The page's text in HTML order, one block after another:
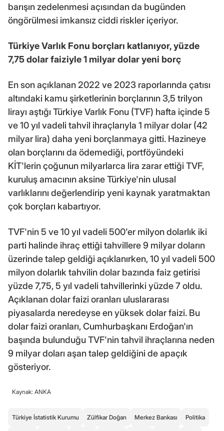
barışın zedelenmesi açısından da bugünden
öngörülmesi imkansız ciddi riskler içeriyor.
Türkiye Varlık Fonu borçları katlanıyor, yüzde
7,75 dolar faiziyle 1 milyar dolar yeni borç
En son açıklanan 2022 ve 2023 raporlarında çatısı
altındaki kamu şirketlerinin borçlarının 3,5 trilyon
lirayı aştığı Türkiye Varlık Fonu (TVF) hafta içinde 5
ve 10 yıl vadeli tahvil ihraçlarıyla 1 milyar dolar (42
milyar lira) daha yeni borçlanmaya gitti. Hazineye
olan borçlarını da ödemediği, portföyündeki
KİT'lerin çoğunun milyarlarca lira zarar ettiği TVF,
kuruluş amacının aksine Türkiye'nin ulusal
varlıklarını değerlendirip yeni kaynak yaratmaktan
çok borçları kabartıyor.
TVF'nin 5 ve 10 yıl vadeli 500'er milyon dolarlık iki
parti halinde ihraç ettiği tahvillere 9 milyar doların
üzerinde talep geldiği açıklanırken, 10 yıl vadeli 500
milyon dolarlık tahvilin dolar bazında faiz getirisi
yüzde 7,75, 5 yıl vadeli tahvillerinki yüzde 7 oldu.
Açıklanan dolar faizi oranları uluslararası
piyasalarda neredeyse en yüksek dolar faizi. Bu
dolar faizi oranları, Cumhurbaşkanı Erdoğan'ın
başında bulunduğu TVF'nin tahvil ihraçlarına neden
9 milyar doları aşan talep geldiğini de apaçık
gösteriyor.
Kaynak: ANKA
Türkiye İstatistik Kurumu Zülfikar Doğan Merkez Bankası Politika